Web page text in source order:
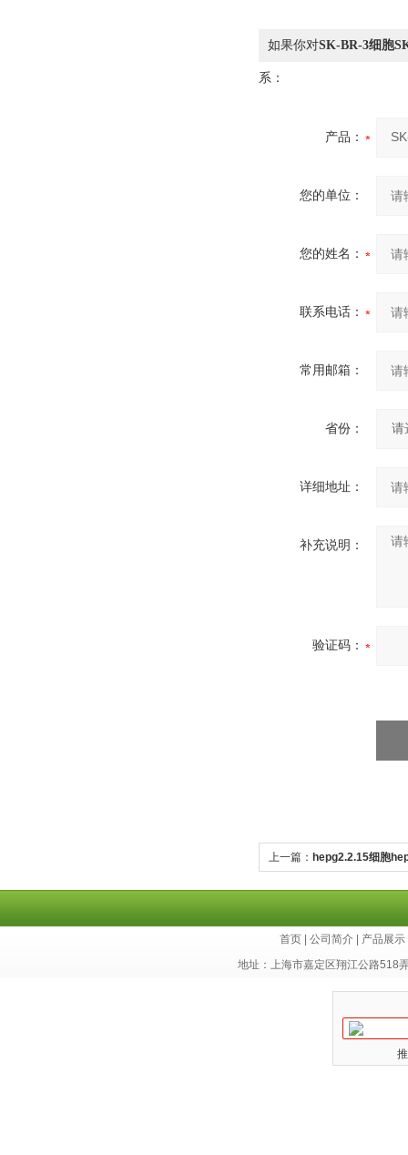
如果你对SK-BR-3细胞
系：
产品：
您的单位：
您的姓名：
联系电话：
常用邮箱：
省份：
详细地址：
补充说明：
验证码：
上一篇： hepg2.2.15细胞
首页 公司简介 产品展示
地址：上海市嘉定区翔江公路518